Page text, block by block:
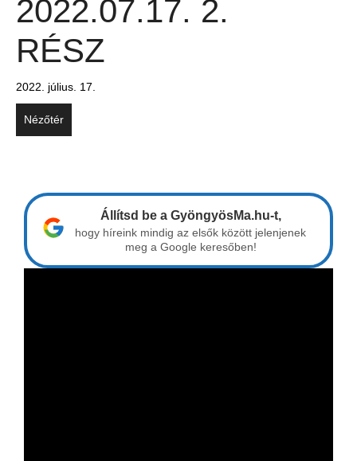
2022.07.17. 2.
RÉSZ
2022. július. 17.
Nézőtér
Állítsd be a GyöngyösMa.hu-t,
hogy híreink mindig az elsők között jelenjenek
meg a Google keresőben!